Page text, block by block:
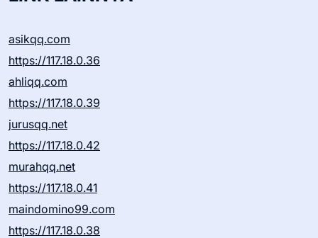
asikqq.com
https://117.18.0.36
ahliqq.com
https://117.18.0.39
jurusqq.net
https://117.18.0.42
murahqq.net
https://117.18.0.41
maindomino99.com
https://117.18.0.38